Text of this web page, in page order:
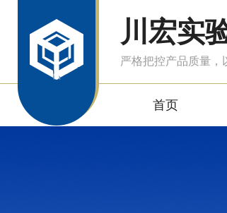
川宏实
严格把控产品质量，
首页